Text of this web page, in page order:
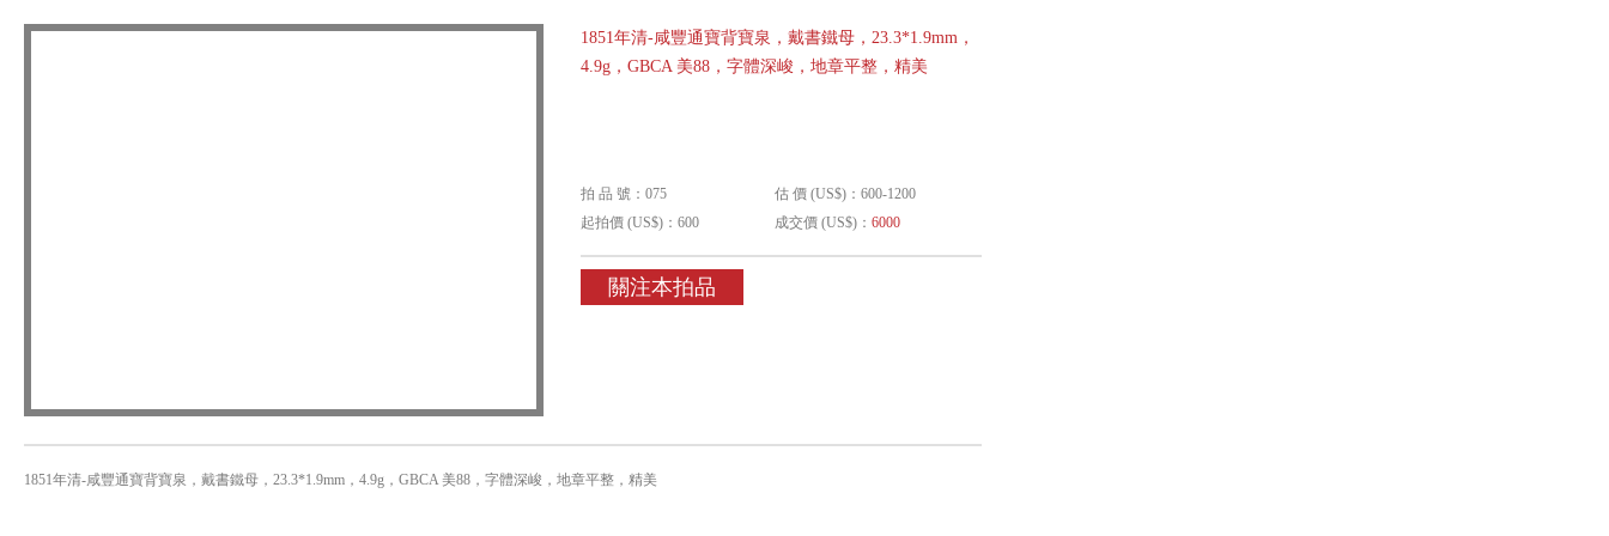
1851年清-咸豐通寶背寶泉，戴書鐵母，23.3*1.9mm，
4.9g，GBCA 美88，字體深峻，地章平整，精美
拍 品 號：075
估 價 (US$)：600-1200
起拍價 (US$)：600
成交價 (US$)： 6000
關注本拍品
1851年清-咸豐通寶背寶泉，戴書鐵母，23.3*1.9mm，4.9g，GBCA 美88，字體深峻，地章平整，精美